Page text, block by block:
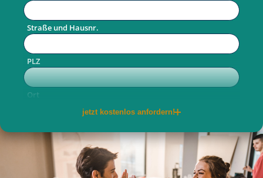
Straße und Hausnr.
PLZ
Ort
jetzt kostenlos anfordern!